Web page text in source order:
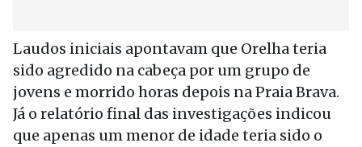
Laudos iniciais apontavam que Orelha teria
sido agredido na cabeça por um grupo de
jovens e morrido horas depois na Praia Brava.
Já o relatório final das investigações indicou
que apenas um menor de idade teria sido o